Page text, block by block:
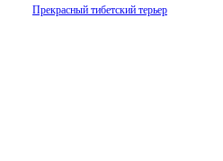
Прекрасный тибетский терьер